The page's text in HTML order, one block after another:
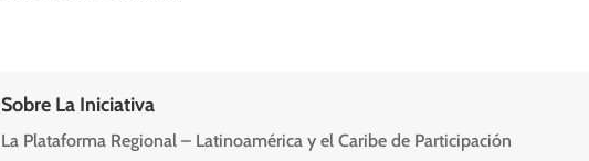
Sobre La Iniciativa
La Plataforma Regional – Latinoamérica y el Caribe de Participación